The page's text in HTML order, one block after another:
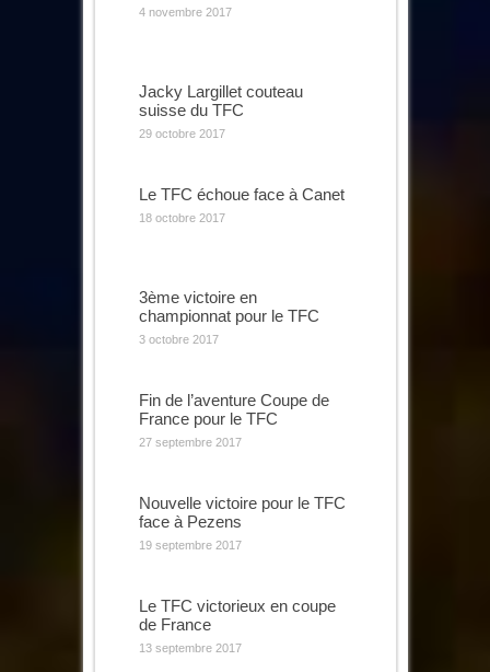
4 novembre 2017
Jacky Largillet couteau
suisse du TFC
29 octobre 2017
Le TFC échoue face à Canet
18 octobre 2017
3ème victoire en
championnat pour le TFC
3 octobre 2017
Fin de l’aventure Coupe de
France pour le TFC
27 septembre 2017
Nouvelle victoire pour le TFC
face à Pezens
19 septembre 2017
Le TFC victorieux en coupe
de France
13 septembre 2017